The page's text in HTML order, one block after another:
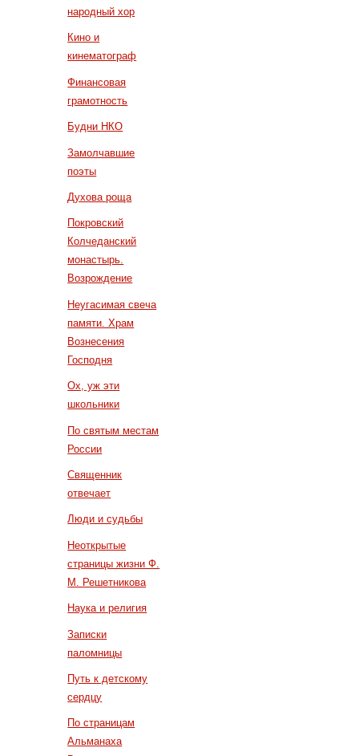
народный хор
Кино и
кинематограф
Финансовая
грамотность
Будни НКО
Замолчавшие
поэты
Духова роща
Покровский
Колчеданский
монастырь.
Возрождение
Неугасимая свеча
памяти. Храм
Вознесения
Господня
Ох, уж эти
школьники
По святым местам
России
Священник
отвечает
Люди и судьбы
Неоткрытые
страницы жизни Ф.
М. Решетникова
Наука и религия
Записки
паломницы
Путь к детскому
сердцу
По страницам
Альманаха